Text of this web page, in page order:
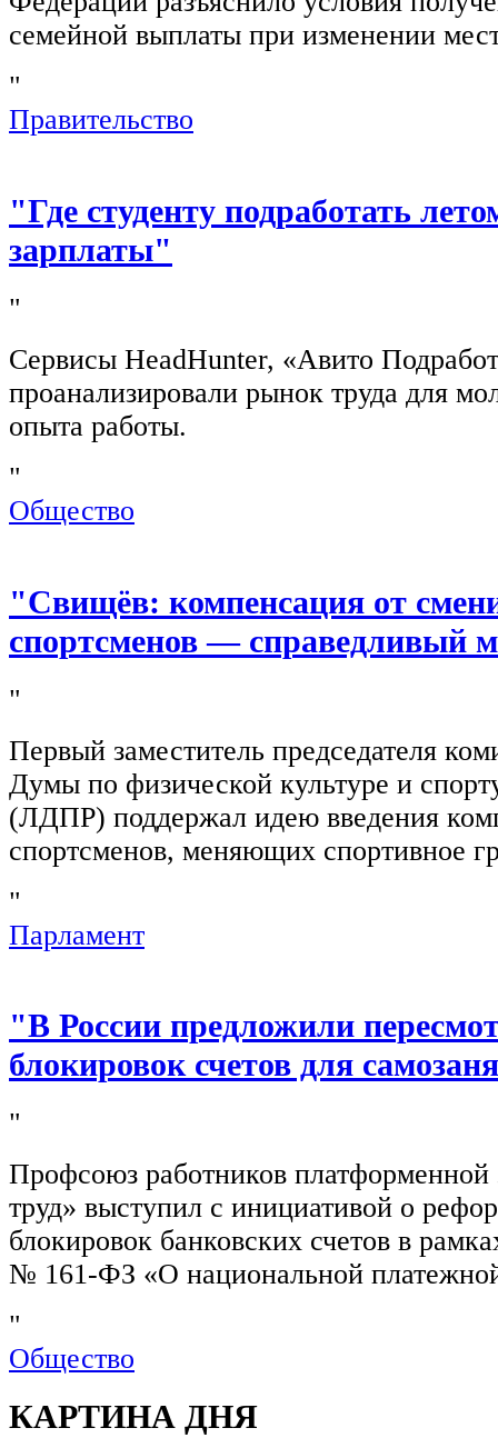
семейной выплаты при изменении
"
Правительство
"Где студенту подработать
зарплаты"
"
Сервисы HeadHunter, «Авито
проанализировали рынок труда для
опыта работы.
"
Общество
"Свищёв: компенсация от
спортсменов — справедливый
"
Первый заместитель председателя
Думы по физической культуре и
(ЛДПР) поддержал идею введения
спортсменов, меняющих спортивное
"
Парламент
"В России предложили
блокировок счетов для
"
Профсоюз работников
труд» выступил с инициативой о
блокировок банковских счетов в
№ 161-ФЗ «О национальной
"
Общество
КАРТИНА ДНЯ